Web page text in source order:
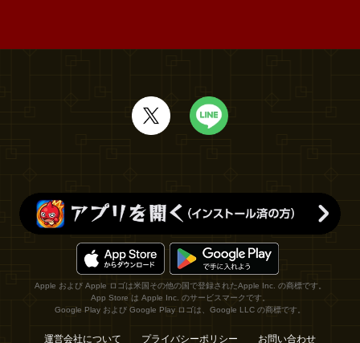
Apple および Apple ロゴは米国その他の国で登録されたApple Inc. の商標です。
App Store は Apple Inc. のサービスマークです。
Google Play および Google Play ロゴは、Google LLC の商標です。
運営会社について プライバシーポリシー お問い合わせ